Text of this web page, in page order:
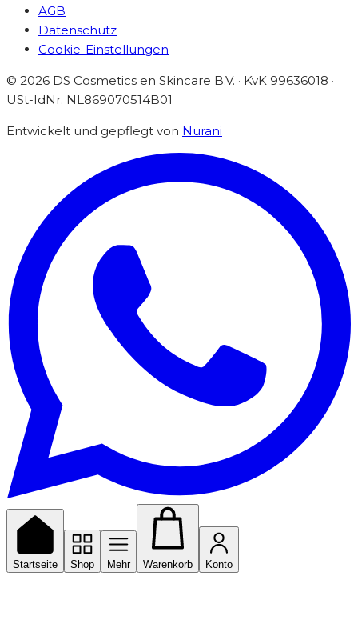
AGB
Datenschutz
Cookie-Einstellungen
© 2026 DS Cosmetics en Skincare B.V. · KvK 99636018 ·
USt-IdNr. NL869070514B01
Entwickelt und gepflegt von Nurani
Startseite Shop Mehr Warenkorb Konto